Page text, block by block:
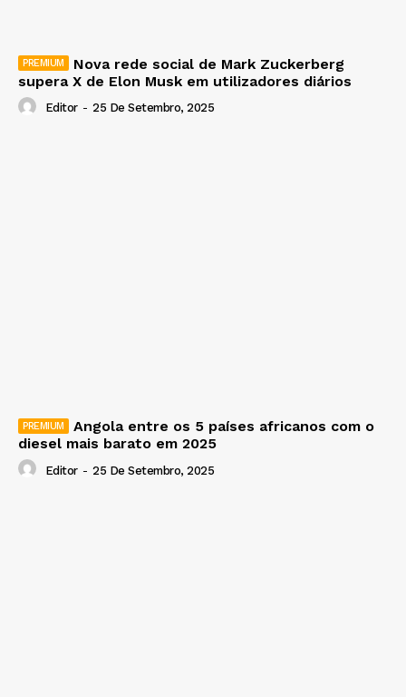
Nova rede social de Mark Zuckerberg
supera X de Elon Musk em utilizadores diários
Editor - 25 De Setembro, 2025
Angola entre os 5 países africanos com o
diesel mais barato em 2025
Editor - 25 De Setembro, 2025